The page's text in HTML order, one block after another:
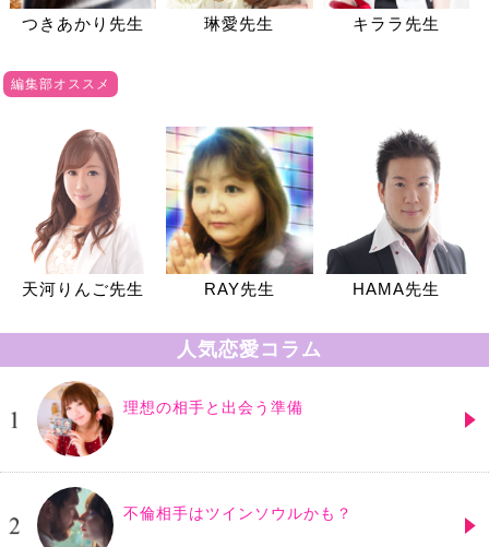
つきあかり先生 琳愛先生 キララ先生
編集部オススメ
天河りんご先生 RAY先生 HAMA先生
人気恋愛コラム
理想の相手と出会う準備
不倫相手はツインソウルかも？